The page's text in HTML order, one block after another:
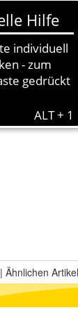
| Ähnlichen